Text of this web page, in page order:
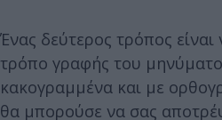
Ένας δεύτερος τρόπος
τρόπο γραφής του
κακογραμμένα και με
θα μπορούσε να σας